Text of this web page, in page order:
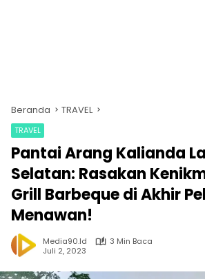
Beranda TRAVEL
TRAVEL
Pantai Arang Kalianda
Selatan: Rasakan
Grill Barbeque di Akhir
Menawan!
Media90.id
3 Min Baca
Juli 2, 2023